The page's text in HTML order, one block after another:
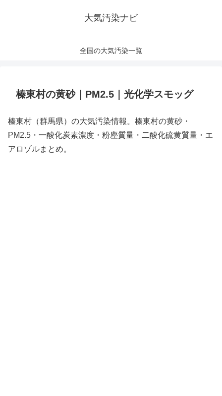
大気汚染ナビ
全国の大気汚染一覧
榛東村の黄砂｜PM2.5｜光化学スモッグ
榛東村（群馬県）の大気汚染情報。榛東村の黄砂・
PM2.5・一酸化炭素濃度・粉塵質量・二酸化硫黄質量・エ
アロゾルまとめ。